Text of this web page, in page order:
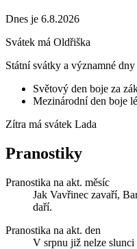
Dnes je 6.8.2026
Svátek má Oldřiška
Státní svátky a významné dny
Světový den boje za
Mezinárodní den boje
Zítra má svátek Lada
Pranostiky
Pranostika na akt. měsíc
Jak Vavřinec zavaří,
daří.
Pranostika na akt. den
V srpnu již nelze slunci